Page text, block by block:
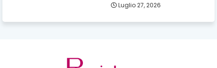
Luglio 27, 2026